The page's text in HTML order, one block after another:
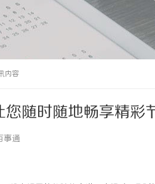
内容
您随时随地畅享精彩
事通